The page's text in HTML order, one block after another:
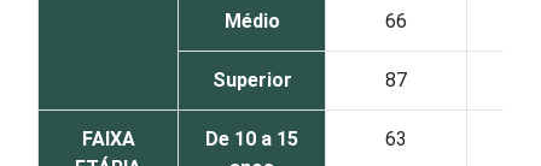
Médio 66
Superior 87
FAIXA
De 10 a 15
63